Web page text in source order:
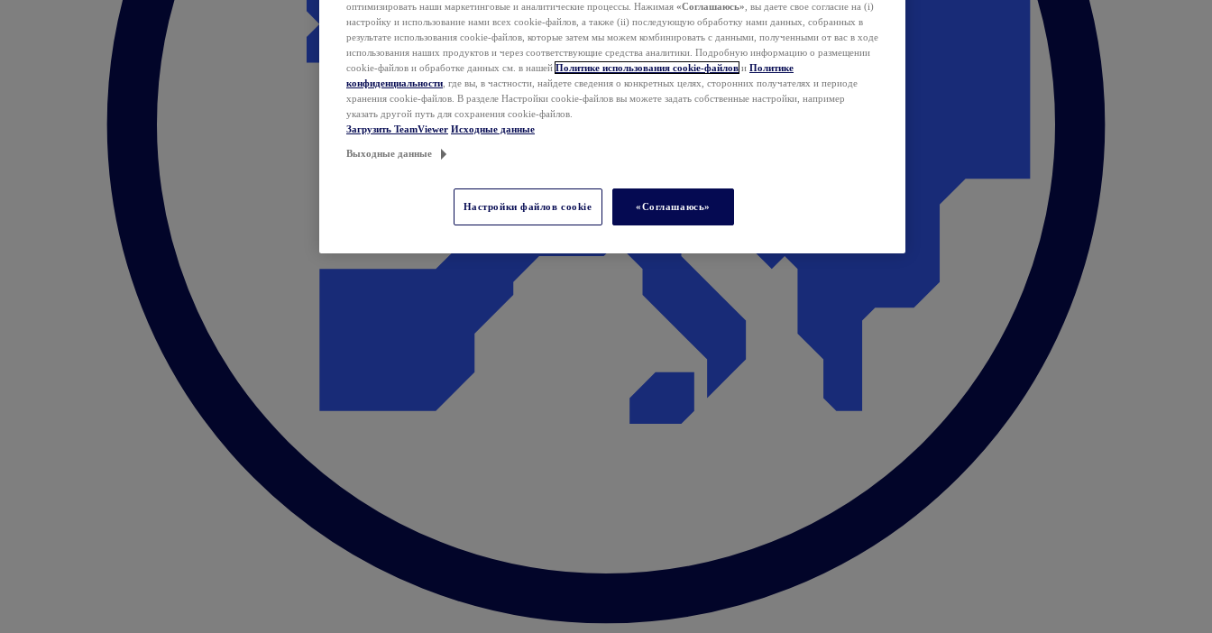
оптимизировать наши маркетинговые и аналитические процессы. Нажимая «Соглашаюсь» , вы даете свое согласие на (i)
настройку и использование нами всех cookie-файлов, а также (ii) последующую обработку нами данных, собранных в
результате использования cookie-файлов, которые затем мы можем комбинировать с данными, полученными от вас в ходе
использования наших продуктов и через соответствующие средства аналитики. Подробную информацию о размещении
cookie-файлов и обработке данных см. в нашей Политике использования cookie-файлов и Политике
конфиденциальности , где вы, в частности, найдете сведения о конкретных целях, сторонних получателях и периоде
хранения cookie-файлов. В разделе Настройки cookie-файлов вы можете задать собственные настройки, например
указать другой путь для сохранения cookie-файлов.
Загрузить TeamViewer Исходные данные
Выходные данные
Настройки файлов cookie «Соглашаюсь»